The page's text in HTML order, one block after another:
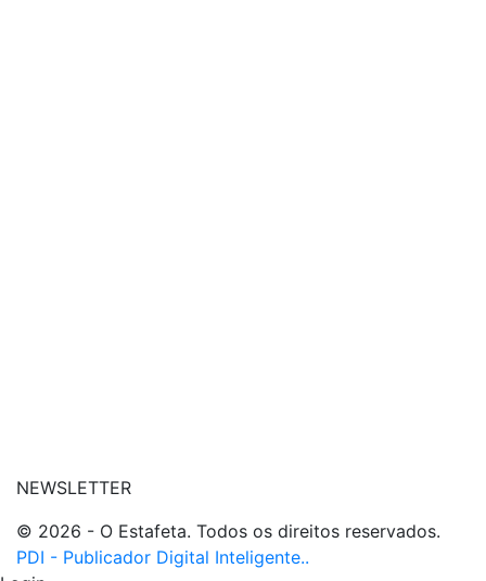
NEWSLETTER
© 2026 - O Estafeta. Todos os direitos reservados.
PDI - Publicador Digital Inteligente..